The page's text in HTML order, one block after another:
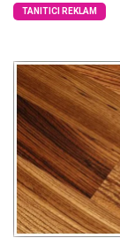
TANITICI REKLAM